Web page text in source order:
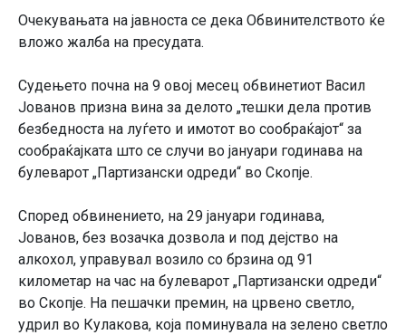
Очекувањата на јавноста се дека Обвинителството ќе
вложо жалба на пресудата.
Судењето почна на 9 овој месец обвинетиот Васил
Јованов призна вина за делото „тешки дела против
безбедноста на луѓето и имотот во сообраќајот“ за
сообраќајката што се случи во јануари годинава на
булеварот „Партизански одреди“ во Скопје.
Според обвинението, на 29 јануари годинава,
Јованов, без возачка дозвола и под дејство на
алкохол, управувал возило со брзина од 91
километар на час на булеварот „Партизански одреди“
во Скопје. На пешачки премин, на црвено светло,
удрил во Кулакова, која поминувала на зелено светло